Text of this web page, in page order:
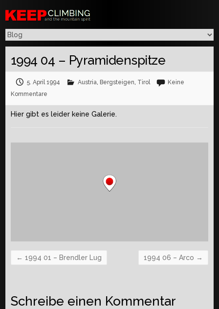
1994 04 – Pyramidenspitze
5. April 1994 Austria, Bergsteigen, Tirol
Keine
Kommentare
Hier gibt es leider keine Galerie.
← 1994 01 – Brendler Lug 1994 06 – Arco →
Schreibe einen Kommentar